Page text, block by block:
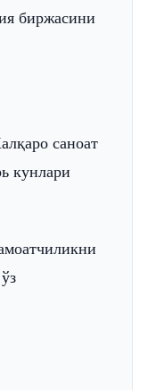
биржасини
саноат
кунлари